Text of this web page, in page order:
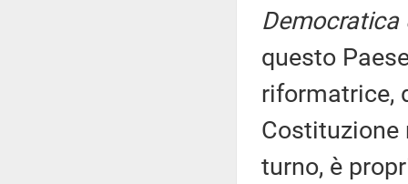
questo
riformatrice,
Costituzione
turno, è